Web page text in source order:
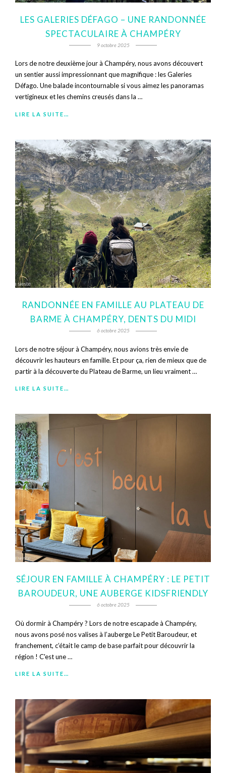
LES GALERIES DÉFAGO – UNE RANDONNÉE
SPECTACULAIRE À CHAMPÉRY
9 octobre 2025
Lors de notre deuxième jour à Champéry, nous avons découvert
un sentier aussi impressionnant que magnifique : les Galeries
Défago. Une balade incontournable si vous aimez les panoramas
vertigineux et les chemins creusés dans la …
LIRE LA SUITE…
RANDONNÉE EN FAMILLE AU PLATEAU DE
BARME À CHAMPÉRY, DENTS DU MIDI
6 octobre 2025
Lors de notre séjour à Champéry, nous avions très envie de
découvrir les hauteurs en famille. Et pour ça, rien de mieux que de
partir à la découverte du Plateau de Barme, un lieu vraiment …
LIRE LA SUITE…
SÉJOUR EN FAMILLE À CHAMPÉRY : LE PETIT
BAROUDEUR, UNE AUBERGE KIDSFRIENDLY
6 octobre 2025
Où dormir à Champéry ? Lors de notre escapade à Champéry,
nous avons posé nos valises à l’auberge Le Petit Baroudeur, et
franchement, c’était le camp de base parfait pour découvrir la
région ! C'est une …
LIRE LA SUITE…